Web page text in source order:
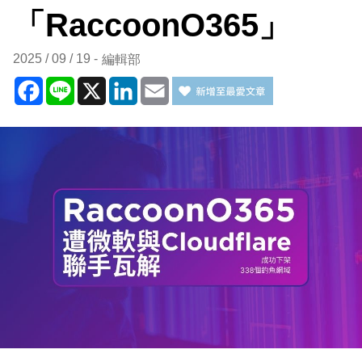
「RaccoonO365」
2025 / 09 / 19 編輯部
Facebook
Line X LinkedIn
Email